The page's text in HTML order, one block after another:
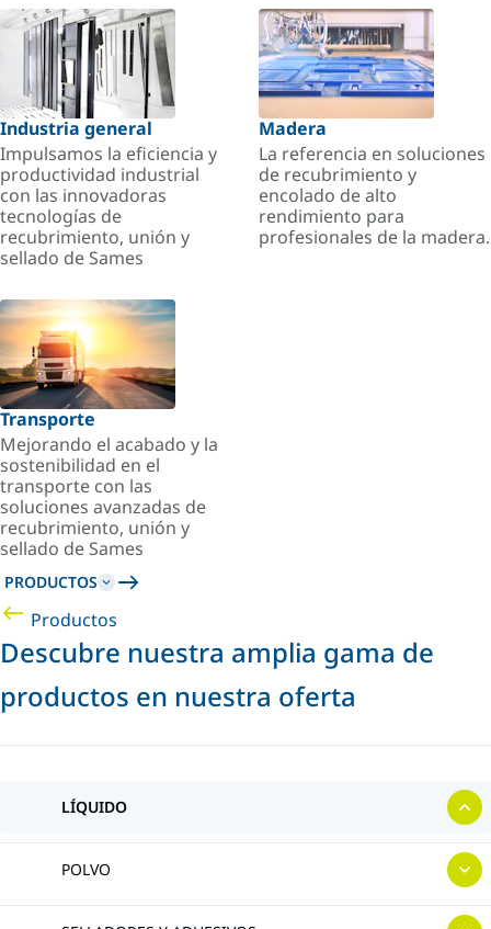
Industria general
Impulsamos la eficiencia y
productividad industrial
con las innovadoras
tecnologías de
recubrimiento, unión y
sellado de Sames
Madera
La referencia en soluciones
de recubrimiento y
encolado de alto
rendimiento para
profesionales de la madera.
Transporte
Mejorando el acabado y la
sostenibilidad en el
transporte con las
soluciones avanzadas de
recubrimiento, unión y
sellado de Sames
PRODUCTOS
Productos
Descubre nuestra amplia gama de
productos en nuestra oferta
LÍQUIDO
POLVO